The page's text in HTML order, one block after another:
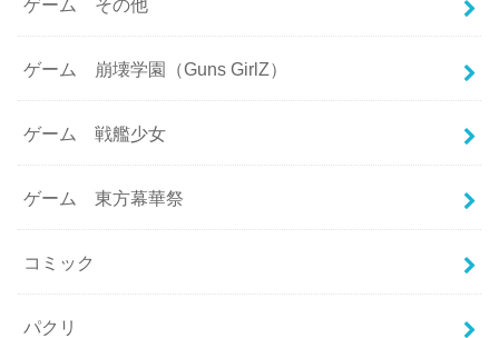
ゲーム その他
ゲーム 崩壊学園（Guns GirlZ）
ゲーム 戦艦少女
ゲーム 東方幕華祭
コミック
パクリ